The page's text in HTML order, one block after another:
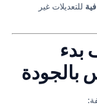
للتعديلات غير
بدء
بالجودة